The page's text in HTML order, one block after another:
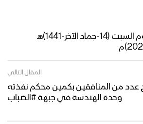
الموجز العسكري ليوم السبت (14-جماد الآخر-1441)هـ
المقال التالي
عدد من المنافقين بكمين محكم نفذته
وحدة الهندسة في جبهة #الضباب